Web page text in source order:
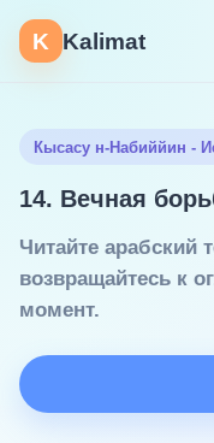
K Kalimat
Кысасу н-Набиййин -
14. Вечная
Читайте арабский
возвращайтесь к
момент.